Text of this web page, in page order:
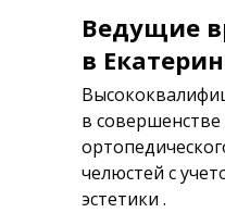
Ведущие
в
в
челюстей с
эстетики .